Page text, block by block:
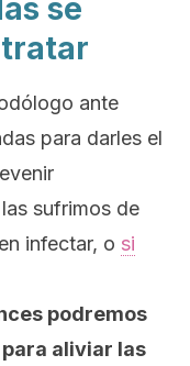
se
ante
para darles el
sufrimos de
infectar, o si
podremos
aliviar las